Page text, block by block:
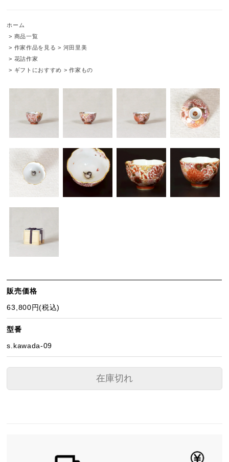
ホーム
> 商品一覧
> 作家作品を見る > 河田里美
> 花詰作家
> ギフトにおすすめ >作家もの
販売価格
63,800円(税込)
型番
s.kawada-09
在庫切れ